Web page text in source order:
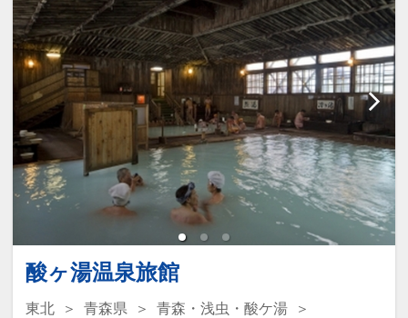
酸ヶ湯温泉旅館
東北 青森県
青森・浅虫・酸ケ湯